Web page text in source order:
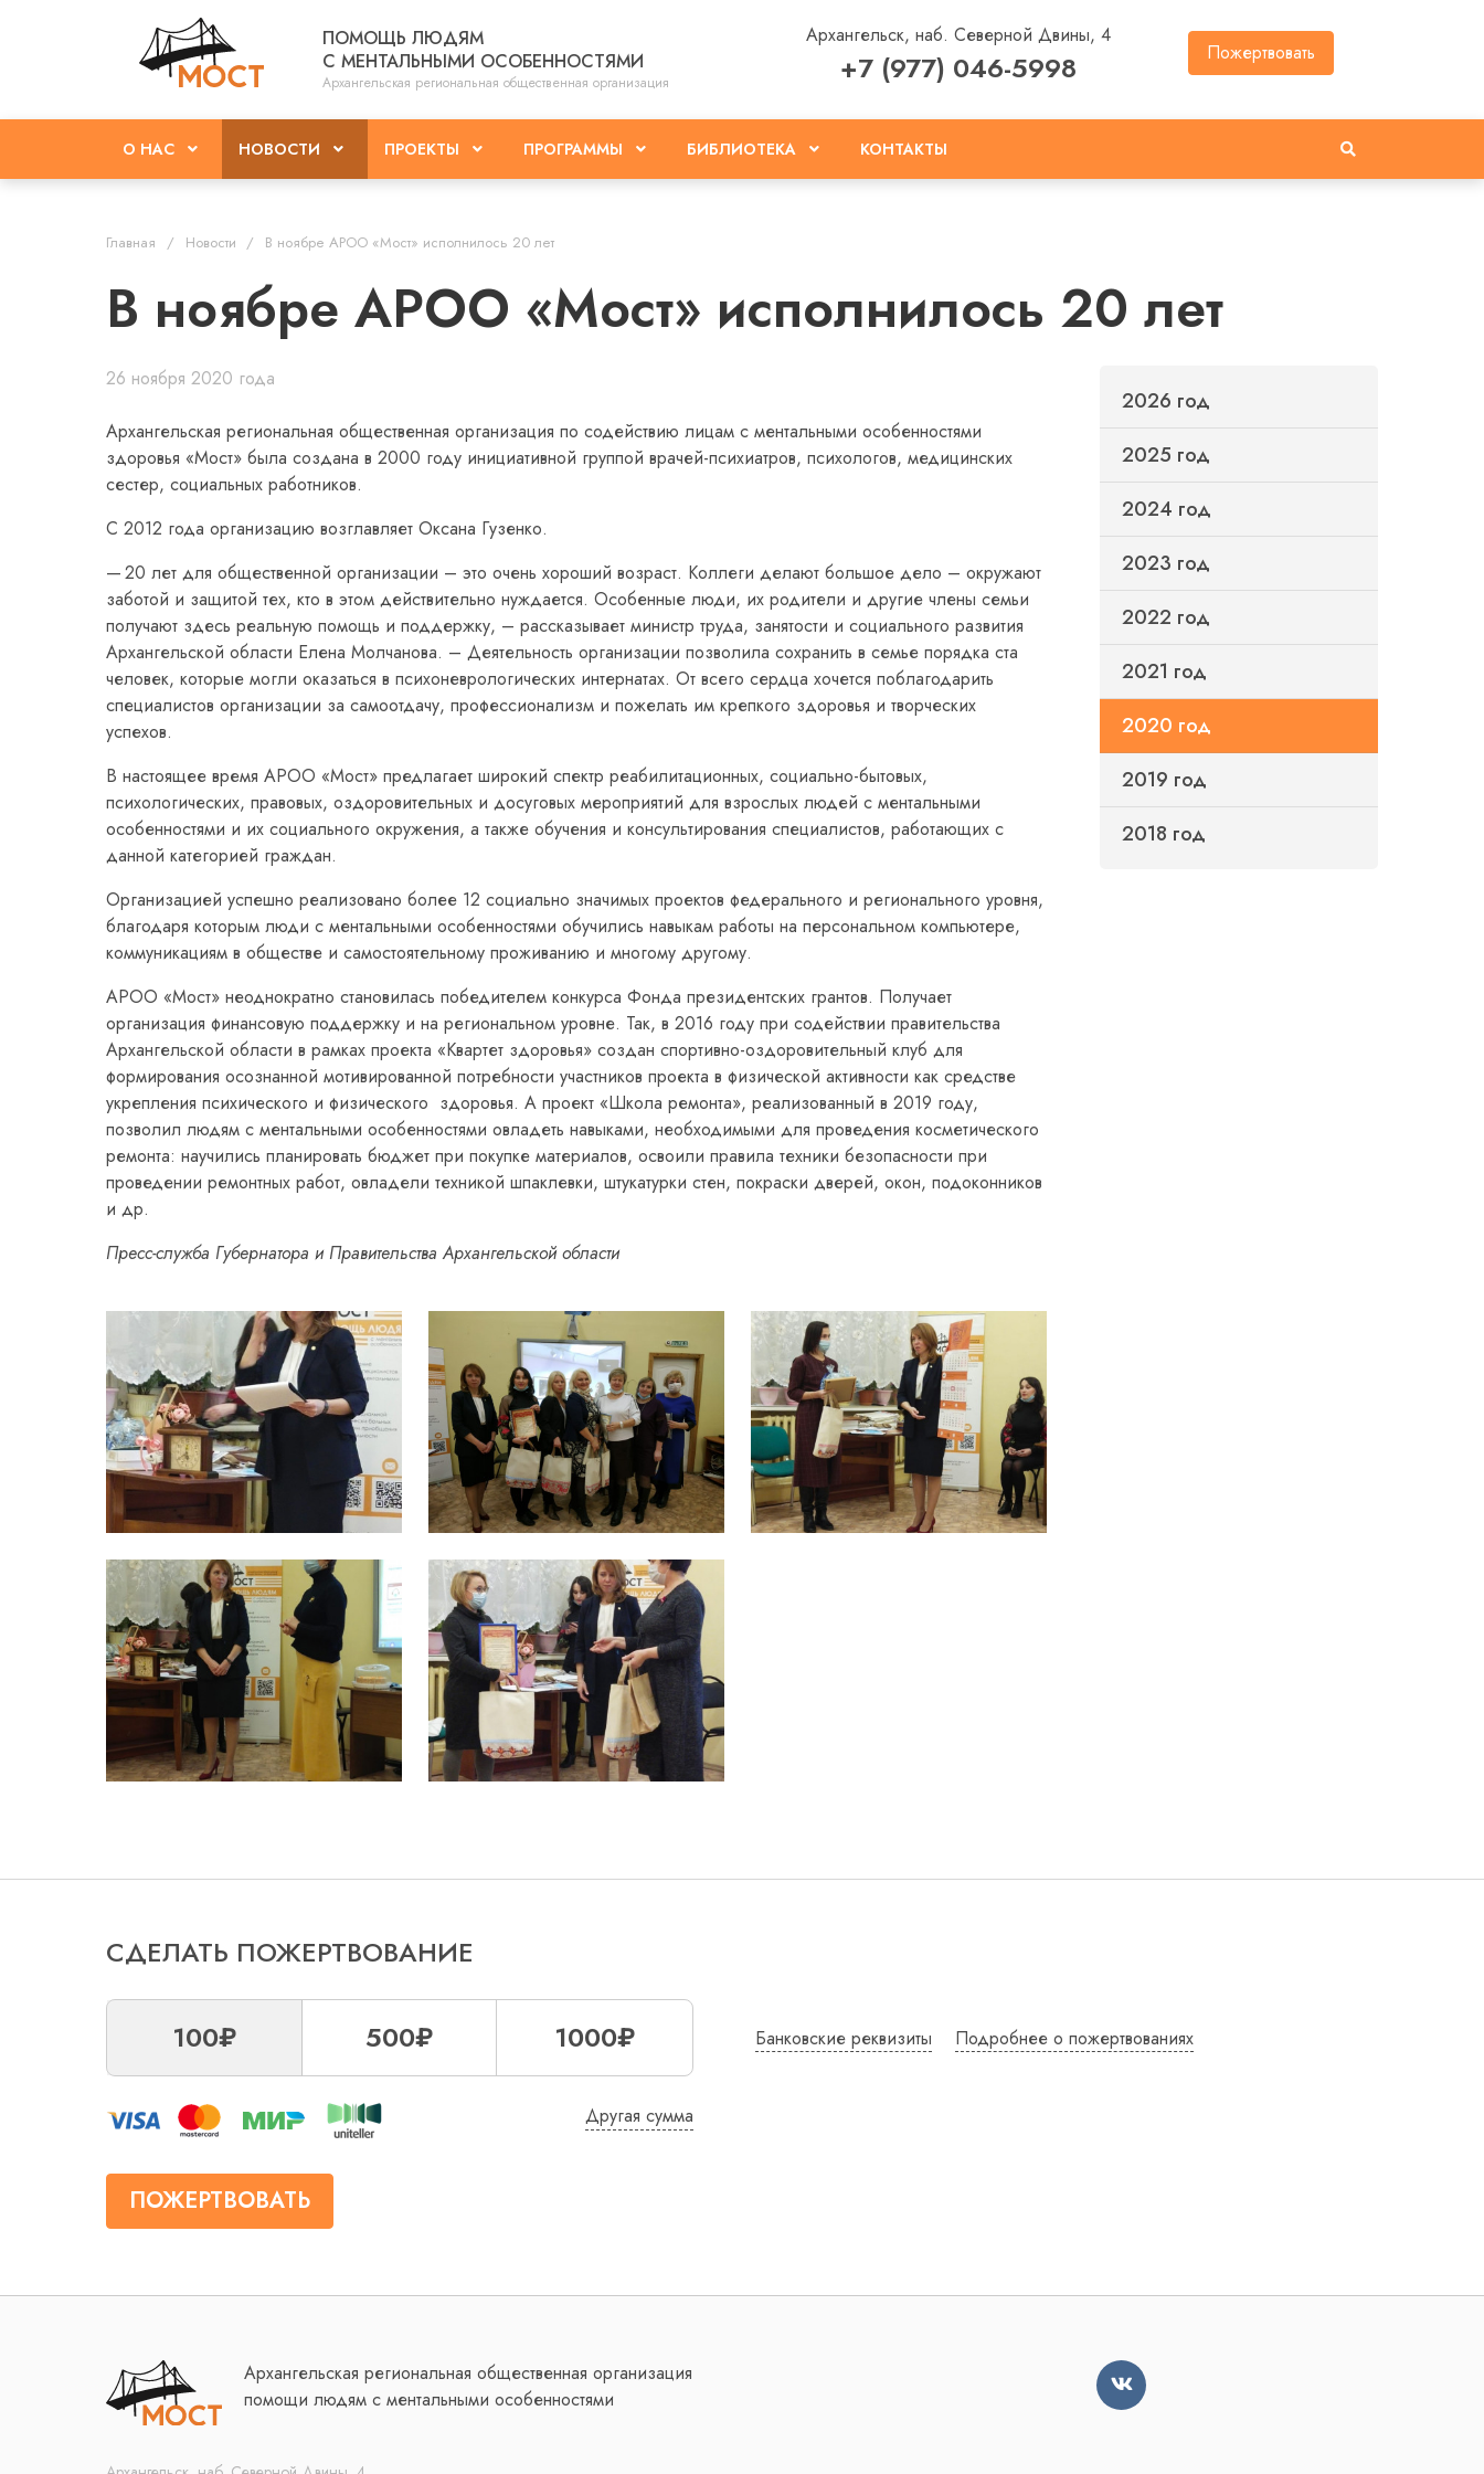
ПОМОЩЬ ЛЮДЯМ
С МЕНТАЛЬНЫМИ ОСОБЕННОСТЯМИ
Архангельская региональная общественная организация
Архангельск, наб. Северной Двины, 4
+7 (977) 046-5998 Пожертвовать
О НАС НОВОСТИ ПРОЕКТЫ ПРОГРАММЫ БИБЛИОТЕКА КОНТАКТЫ
Главная Новости В ноябре АРОО «Мост» исполнилось 20 лет
В ноябре АРОО «Мост» исполнилось 20 лет
26 ноября 2020 года
Архангельская региональная общественная организация по содействию лицам с ментальными особенностями
здоровья «Мост» была создана в 2000 году инициативной группой врачей-психиатров, психологов, медицинских
сестер, социальных работников.
С 2012 года организацию возглавляет Оксана Гузенко.
— 20 лет для общественной организации – это очень хороший возраст. Коллеги делают большое дело – окружают
заботой и защитой тех, кто в этом действительно нуждается. Особенные люди, их родители и другие члены семьи
получают здесь реальную помощь и поддержку, – рассказывает министр труда, занятости и социального развития
Архангельской области Елена Молчанова. – Деятельность организации позволила сохранить в семье порядка ста
человек, которые могли оказаться в психоневрологических интернатах. От всего сердца хочется поблагодарить
специалистов организации за самоотдачу, профессионализм и пожелать им крепкого здоровья и творческих
успехов.
В настоящее время АРОО «Мост» предлагает широкий спектр реабилитационных, социально-бытовых,
психологических, правовых, оздоровительных и досуговых мероприятий для взрослых людей с ментальными
особенностями и их социального окружения, а также обучения и консультирования специалистов, работающих с
данной категорией граждан.
Организацией успешно реализовано более 12 социально значимых проектов федерального и регионального уровня,
благодаря которым люди с ментальными особенностями обучились навыкам работы на персональном компьютере,
коммуникациям в обществе и самостоятельному проживанию и многому другому.
АРОО «Мост» неоднократно становилась победителем конкурса Фонда президентских грантов. Получает
организация финансовую поддержку и на региональном уровне. Так, в 2016 году при содействии правительства
Архангельской области в рамках проекта «Квартет здоровья» создан спортивно-оздоровительный клуб для
формирования осознанной мотивированной потребности участников проекта в физической активности как средстве
укрепления психического и физического здоровья. А проект «Школа ремонта», реализованный в 2019 году,
позволил людям с ментальными особенностями овладеть навыками, необходимыми для проведения косметического
ремонта: научились планировать бюджет при покупке материалов, освоили правила техники безопасности при
проведении ремонтных работ, овладели техникой шпаклевки, штукатурки стен, покраски дверей, окон, подоконников
и др.
Пресс-служба Губернатора и Правительства Архангельской области
2026 год
2025 год
2024 год
2023 год
2022 год
2021 год
2020 год
2019 год
2018 год
СДЕЛАТЬ ПОЖЕРТВОВАНИЕ
100₽ 500₽ 1000₽
Другая сумма
ПОЖЕРТВОВАТЬ
Банковские реквизиты Подробнее о пожертвованиях
Архангельская региональная общественная организация
помощи людям с ментальными особенностями